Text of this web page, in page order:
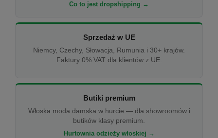
Co to jest dropshipping →
Sprzedaż w UE
Niemcy, Czechy, Słowacja, Rumunia i 30+ krajów.
Faktury 0% VAT dla klientów z UE.
Butiki premium
Włoska moda damska w hurcie — dla showroomów i
butików klasy premium.
Hurtownia odzieży włoskiej →